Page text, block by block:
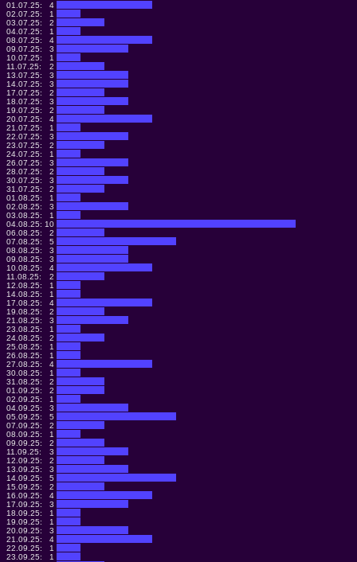
01.07.25:
4
02.07.25:
1
03.07.25:
2
04.07.25:
1
08.07.25:
4
09.07.25:
3
10.07.25:
1
11.07.25:
2
13.07.25:
3
14.07.25:
3
17.07.25:
2
18.07.25:
3
19.07.25:
2
20.07.25:
4
21.07.25:
1
22.07.25:
3
23.07.25:
2
24.07.25:
1
26.07.25:
3
28.07.25:
2
30.07.25:
3
31.07.25:
2
01.08.25:
1
02.08.25:
3
03.08.25:
1
04.08.25: 10
06.08.25:
2
07.08.25:
5
08.08.25:
3
09.08.25:
3
10.08.25:
4
11.08.25:
2
12.08.25:
1
14.08.25:
1
17.08.25:
4
19.08.25:
2
21.08.25:
3
23.08.25:
1
24.08.25:
2
25.08.25:
1
26.08.25:
1
27.08.25:
4
30.08.25:
1
31.08.25:
2
01.09.25:
2
02.09.25:
1
04.09.25:
3
05.09.25:
5
07.09.25:
2
08.09.25:
1
09.09.25:
2
11.09.25:
3
12.09.25:
2
13.09.25:
3
14.09.25:
5
15.09.25:
2
16.09.25:
4
17.09.25:
3
18.09.25:
1
19.09.25:
1
20.09.25:
3
21.09.25:
4
22.09.25:
1
23.09.25:
1